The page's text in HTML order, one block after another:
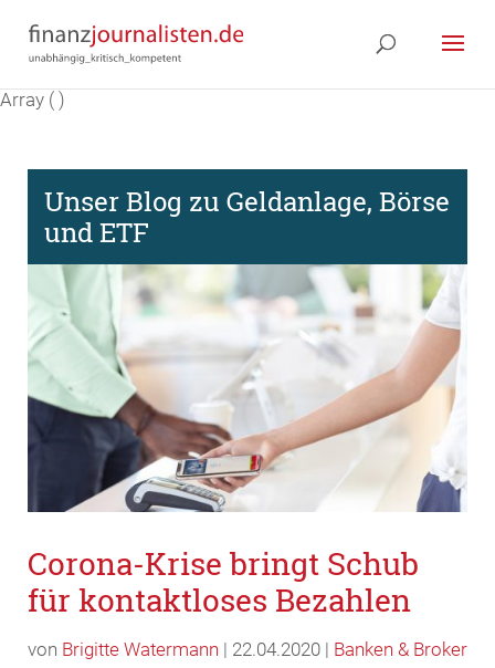
Array ( )
Unser Blog zu Geldanlage, Börse
und ETF
Corona-Krise bringt Schub
für kontaktloses Bezahlen
von Brigitte Watermann | 22.04.2020 | Banken & Broker